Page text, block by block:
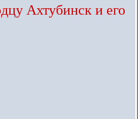
Ахтубинск и его